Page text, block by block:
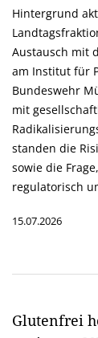
Hintergrund
Austausch mit
am Institut für
Bundeswehr
mit
standen die
sowie die
regulatorisch
15.07.2026
Glutenfrei